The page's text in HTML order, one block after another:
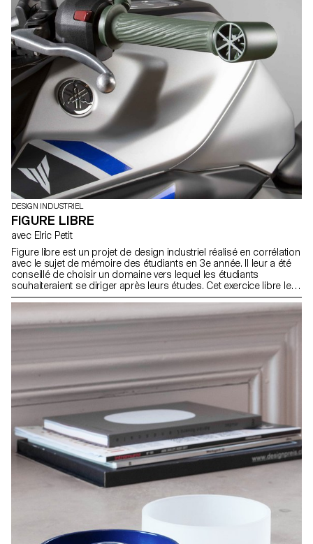
DESIGN INDUSTRIEL
FIGURE LIBRE
avec Elric Petit
Figure libre est un projet de design industriel réalisé en corrélation
avec le sujet de mémoire des étudiants en 3e année. Il leur a été
conseillé de choisir un domaine vers lequel les étudiants
souhaiteraient se diriger après leurs études. Cet exercice libre leur
a permis de s'exprimer sur le sujet de leur choix. Qu’il s’agisse de
mobilier, de mobilité, d’objets connectés ou tant d‘autres
possibles, chaque sujet traité avec sérieux devient passionnant.